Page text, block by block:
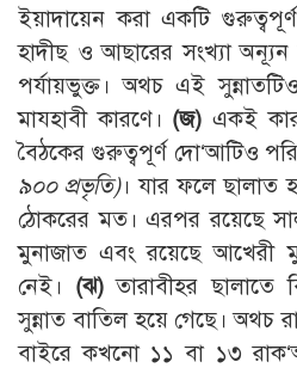
ইয়াদায়েন করা একটি
হাদীছ ও আছারের সংখ্যা অন্যূন
পর্যায়ভুক্ত। অথচ এই
মাযহাবী কারণে। (জ) একই
বৈঠকের গুরুত্বপূর্ণ দো‘আটিও
৯০০ প্রভৃতি)। যার ফলে ছালাত
ঠোকরের মত। এরপর রয়েছে
মুনাজাত এবং রয়েছে আখেরী
নেই। (ঝ)তারাবীহর ছালাতে
সুন্নাত বাতিল হয়ে গেছে। অথচ
বাইরে কখনো ১১ বা ১৩